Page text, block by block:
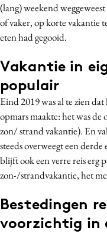
(lang) weekend
of vaker, op korte vakantie
eten had gegooid.
Vakantie in
populair
Eind 2019 was al te zien
opmars maakte: het was
zon/ strand vakantie). En
steeds overweegt een
blijft ook een verre reis erg
zon-/strandvakantie, het
Bestedingen
voorzichtig in